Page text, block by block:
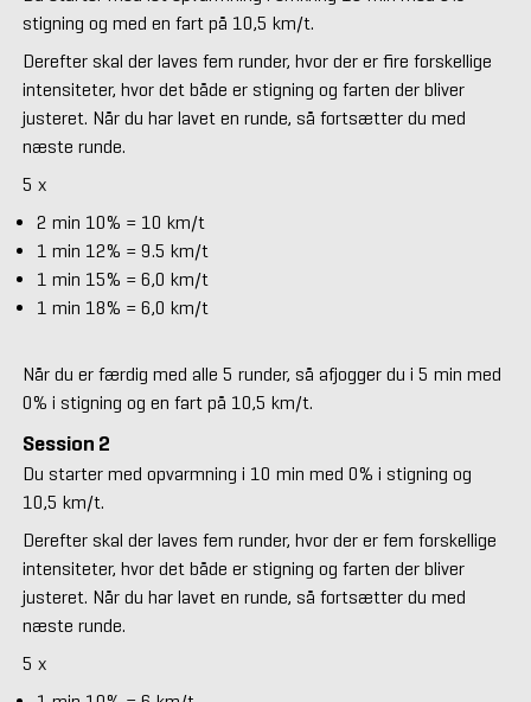
stigning og med en fart på 10,5 km/t.
Derefter skal der laves fem runder, hvor der er fire forskellige
intensiteter, hvor det både er stigning og farten der bliver
justeret. Når du har lavet en runde, så fortsætter du med
næste runde.
5 x
2 min 10% = 10 km/t
1 min 12% = 9.5 km/t
1 min 15% = 6,0 km/t
1 min 18% = 6,0 km/t
Når du er færdig med alle 5 runder, så afjogger du i 5 min med
0% i stigning og en fart på 10,5 km/t.
Session 2
Du starter med opvarmning i 10 min med 0% i stigning og
10,5 km/t.
Derefter skal der laves fem runder, hvor der er fem forskellige
intensiteter, hvor det både er stigning og farten der bliver
justeret. Når du har lavet en runde, så fortsætter du med
næste runde.
5 x